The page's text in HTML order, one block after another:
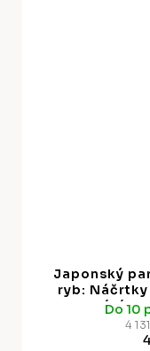
Japonský
ryb:
plavání v
pozadí
Do 10
4